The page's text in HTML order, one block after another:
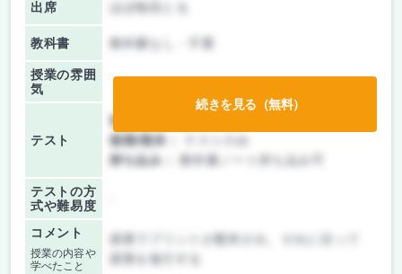
出席 ほぼ毎回とる
教科書 教科書なし・不要
授業の雰囲
気
テスト
前期/中間：
後期/期末：
持ち込み：
教科書ノート持ち込み可
テストの方
式や難易度
コメント
授業の内容や
学べたこと
続きを見る（無料）